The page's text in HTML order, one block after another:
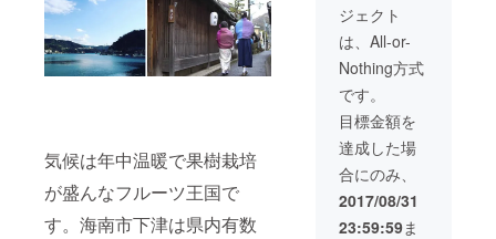
気候は年中温暖で果樹栽培
が盛んなフルーツ王国で
す。海南市下津は県内有数
ます
（交通
費込
み）。
上の地
域は要
相談に
て対応
予定。
ジェクト
は、All-or-
Nothing方式
です。
目標金額を
達成した場
合にのみ、
2017/08/31
23:59:59ま